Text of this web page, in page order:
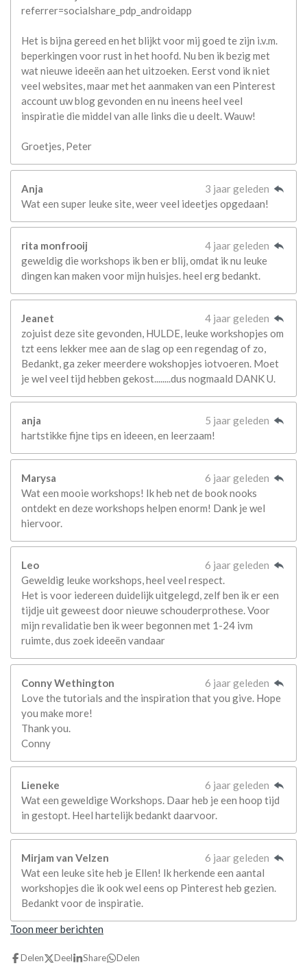
referrer=socialshare_pdp_androidapp
Het is bijna gereed en het blijkt voor mij goed te zijn i.v.m.
beperkingen voor rust in het hoofd. Nu ben ik bezig met
wat nieuwe ideeën aan het uitzoeken. Eerst vond ik niet
veel websites, maar met het aanmaken van een Pinterest
account uw blog gevonden en nu ineens heel veel
inspiratie die middel van alle links die u deelt. Wauw!
Groetjes, Peter
Anja
3 jaar geleden
Wat een super leuke site, weer veel ideetjes opgedaan!
rita monfrooij
4 jaar geleden
geweldig die workshops ik ben er blij, omdat ik nu leuke
dingen kan maken voor mijn huisjes. heel erg bedankt.
Jeanet
4 jaar geleden
zojuist deze site gevonden, HULDE, leuke workshopjes om
tzt eens lekker mee aan de slag op een regendag of zo,
Bedankt, ga zeker meerdere wokshopjes iotvoeren. Moet
je wel veel tijd hebben gekost........dus nogmaald DANK U.
anja
5 jaar geleden
hartstikke fijne tips en ideeen, en leerzaam!
Marysa
6 jaar geleden
Wat een mooie workshops! Ik heb net de book nooks
ontdekt en deze workshops helpen enorm! Dank je wel
hiervoor.
Leo
6 jaar geleden
Geweldig leuke workshops, heel veel respect.
Het is voor iedereen duidelijk uitgelegd, zelf ben ik er een
tijdje uit geweest door nieuwe schouderprothese. Voor
mijn revalidatie ben ik weer begonnen met 1-24 ivm
ruimte, dus zoek ideeën vandaar
Conny Wethington
6 jaar geleden
Love the tutorials and the inspiration that you give. Hope
you make more!
Thank you.
Conny
Lieneke
6 jaar geleden
Wat een geweldige Workshops. Daar heb je een hoop tijd
in gestopt. Heel hartelijk bedankt daarvoor.
Mirjam van Velzen
6 jaar geleden
Wat een leuke site heb je Ellen! Ik herkende een aantal
workshopjes die ik ook wel eens op Pinterest heb gezien.
Bedankt voor de inspiratie.
Toon meer berichten
Delen Deel Share Delen